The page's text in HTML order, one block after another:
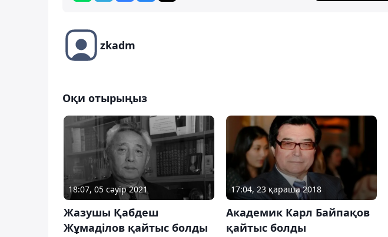
zkadm
Оқи отырыңыз
18:07, 05 сәуір 2021
Жазушы Қабдеш
Жұмаділов қайтыс болды
17:04, 23 қараша 2018
Академик Карл Байпақов
қайтыс болды